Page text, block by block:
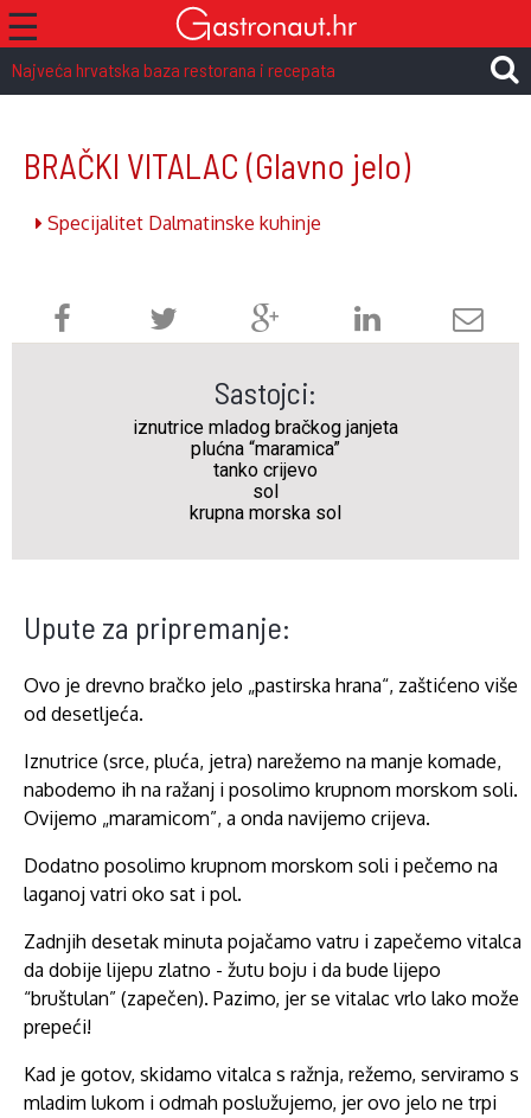
☰
Najveća hrvatska baza restorana i recepata
BRAČKI VITALAC (Glavno jelo)
Specijalitet Dalmatinske kuhinje
Sastojci:
iznutrice mladog bračkog janjeta
plućna “maramica”
tanko crijevo
sol
krupna morska sol
Upute za pripremanje:
Ovo je drevno bračko jelo „pastirska hrana“, zaštićeno više
od desetljeća.
Iznutrice (srce, pluća, jetra) narežemo na manje komade,
nabodemo ih na ražanj i posolimo krupnom morskom soli.
Ovijemo „maramicom”, a onda navijemo crijeva.
Dodatno posolimo krupnom morskom soli i pečemo na
laganoj vatri oko sat i pol.
Zadnjih desetak minuta pojačamo vatru i zapečemo vitalca
da dobije lijepu zlatno - žutu boju i da bude lijepo
“bruštulan” (zapečen). Pazimo, jer se vitalac vrlo lako može
prepeći!
Kad je gotov, skidamo vitalca s ražnja, režemo, serviramo s
mladim lukom i odmah poslužujemo, jer ovo jelo ne trpi